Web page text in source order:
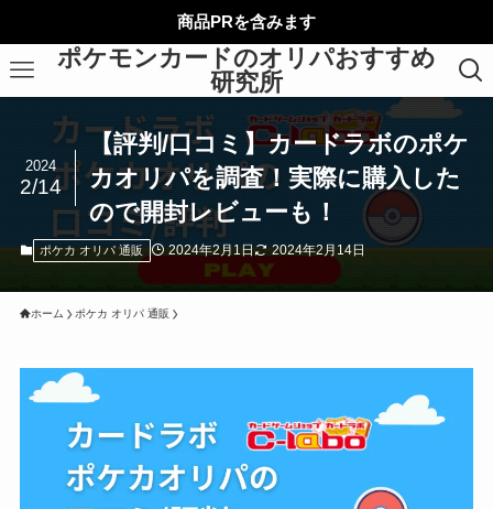
商品PRを含みます
ポケモンカードのオリパおすすめ
研究所
【評判/口コミ】カードラボのポケ
カオリパを調査！実際に購入した
ので開封レビューも！
2024
2/14
ポケカ オリパ 通販 2024年2月1日 2024年2月14日
ホーム ポケカ オリパ 通販